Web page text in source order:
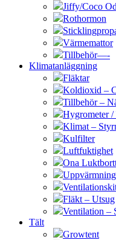
Jiffy/Coco
Rothormon
Värmemattor
Tillbehör—-
Klimatanläggning
Fläktar
Koldioxid –
Tillbehör –
Hygrometer /
Klimat –
Kulfilter
Luftfuktighet
Ona
Uppvärmning
Fläkt – Utsug
Ventilation –
Tält
Growtent